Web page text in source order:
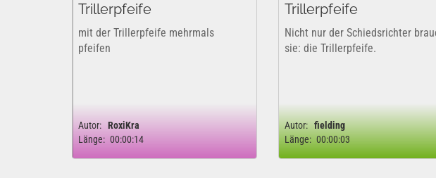
Trillerpfeife
mit der Trillerpfeife mehrmals
pfeifen
Autor: RoxiKra
Länge: 00:00:14
Trillerpfeife
Nicht nur der Schiedsrichter
sie: die Trillerpfeife.
Autor: fielding
Länge: 00:00:03